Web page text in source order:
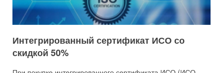
Интегрированный сертификат ИСО со
скидкой 50%